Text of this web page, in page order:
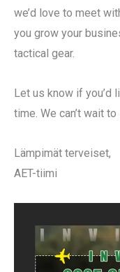
we’d love to meet
you grow your
tactical gear.
Let us know if you’d
time. We can’t wait
Lämpimät terveiset,
AET-tiimi